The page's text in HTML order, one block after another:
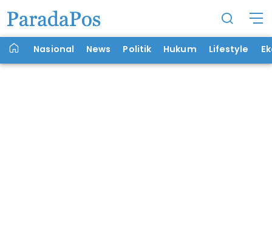
Nasional News Politik Hukum Lifestyle